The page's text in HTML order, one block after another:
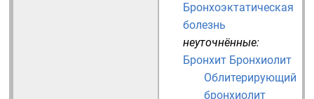
Бронхоэктатическая
болезнь
неуточнённые:
Бронхит Бронхиолит
Облитерирующий
бронхиолит